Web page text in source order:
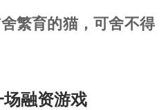
繁育的猫，可舍不得
融资游戏